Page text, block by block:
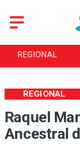
ENTRETENCIÓN
Raquel
Ancestral
REGIONAL